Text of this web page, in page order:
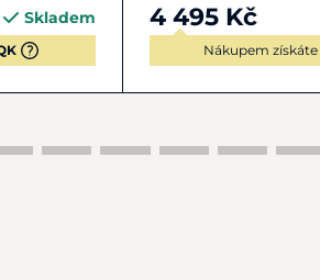
Skladem 4 495 Kč
Nákupem získáte